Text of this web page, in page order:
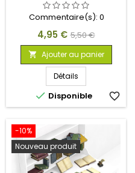
Commentaire(s): 0
Prix
4,95 € Prix
de
base
5,50 €
 Ajouter au panier
Détails
 Disponible favorite_border
-10%
Nouveau produit